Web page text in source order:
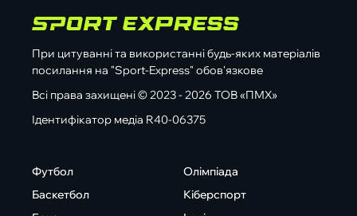
При цитуванні та використанні будь-яких матеріалів
посилання на "Sport-Express" обов'язкове
Всі права захищені © 2023 - 2026 ТОВ «ПМХ»
Ідентифікатор медіа R40-06375
Футбол
Баскетбол
Олімпіада
Кіберспорт